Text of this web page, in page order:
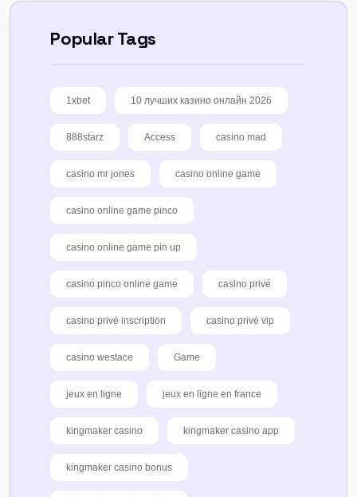
Popular Tags
1xbet 10 лучших казино онлайн 2026
888starz Access casino mad
casino mr jones casino online game
casino online game pinco
casino online game pin up
casino pinco online game casino privé
casino privé inscription casino privé vip
casino westace Game
jeux en ligne jeux en ligne en france
kingmaker casino kingmaker casino app
kingmaker casino bonus